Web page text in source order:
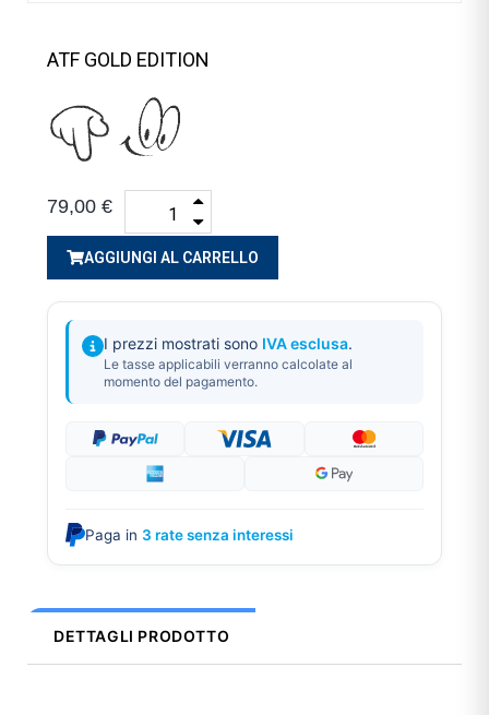
ATF GOLD EDITION
79,00 €
AGGIUNGI AL CARRELLO
I prezzi mostrati sono IVA esclusa.
Le tasse applicabili verranno calcolate al
momento del pagamento.
Paga in 3 rate senza interessi
DETTAGLI PRODOTTO